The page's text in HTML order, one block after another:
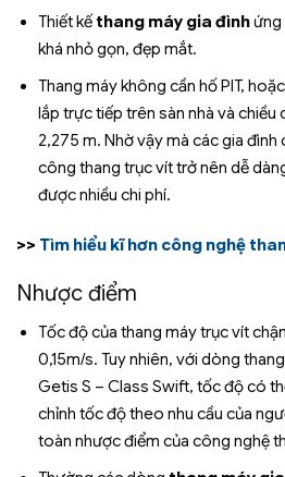
Thiết kếthang máy gia đìnhứng
khá nhỏ gọn, đẹp mắt.
Thang máy không cần hố PIT,
lắp trực tiếp trên sàn nhà và
2,275 m. Nhờ vậy mà các gia
công thang trục vít trở nên dễ
được nhiều chi phí.
>> Tìm hiểu kĩ hơn công nghệ
Nhược điểm
Tốc độ của thang máy trục vít
0,15m/s. Tuy nhiên, với dòng
Getis S – Class Swift, tốc độ có
chỉnh tốc độ theo nhu cầu của
toàn nhược điểm của công nghệ